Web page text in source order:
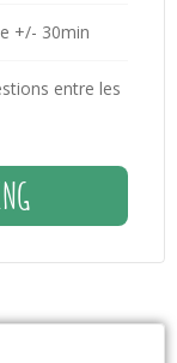
+/- 30min
entre les